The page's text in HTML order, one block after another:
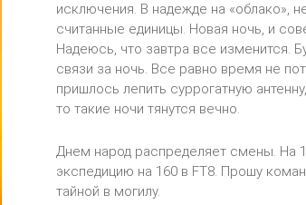
исключения. В надежде на «облако»,
считанные единицы. Новая ночь, и
Надеюсь, что завтра все изменится.
связи за ночь. Все равно время не
пришлось лепить суррогатную
то такие ночи тянутся вечно.
Днем народ распределяет смены. На
экспедицию на 160 в FT8. Прошу
тайной в могилу.